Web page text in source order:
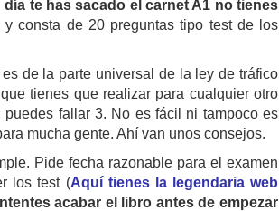
día te has sacado el carnet A1 no tienes
consta de 20 preguntas tipo test de los
de la parte universal de la ley de tráfico
tienes que realizar para cualquier otro
fallar 3. No es fácil ni tampoco es
mucha gente. Ahí van unos consejos.
Pide fecha razonable para el examen
los test (Aquí tienes la legendaria web
acabar el libro antes de empezar